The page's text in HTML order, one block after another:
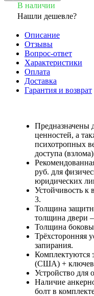
В наличии
Нашли дешевле?
Описание
Отзывы
Вопрос-ответ
Характеристики
Оплата
Доставка
Гарантия и возврат
Предназначены
ценностей, а
психотропных
доступа
руб. для
юридических
Устойчивость к
3.
Толщина
толщина двери
Толщина
Трёхсторонняя
запирания.
Комплектуются
(США) +
Устройство для
Наличие
болт в